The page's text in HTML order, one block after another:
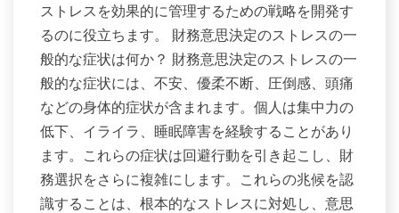
ストレスを効果的に管理するための戦略を開発す
るのに役立ちます。 財務意思決定のストレスの一
般的な症状は何か？ 財務意思決定のストレスの一
般的な症状には、不安、優柔不断、圧倒感、頭痛
などの身体的症状が含まれます。個人は集中力の
低下、イライラ、睡眠障害を経験することがあり
ます。これらの症状は回避行動を引き起こし、財
務選択をさらに複雑にします。これらの兆候を認
識することは、根本的なストレスに対処し、意思